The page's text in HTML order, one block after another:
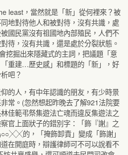
least，當然就是「新」從何裡來？被
地對待他人和被對待，沒有共識，處
國民黨沒有祖國地內部殖民，人們不
待，沒有共識，還是處於分裂狀態。
挖掘出來隱藏式的主詞，把議題「意
重建…歷史感」和標題的「新」，好
吧？
的人，有中年認識的朋友，有少時景
常。(忽然想起昨晚去了解921法院要
佳範弔祭集遊法亡魂而違反集遊法之
官上面狀子的錯別字：「飾『謝』之
的，「掩飾卸責」變成「飾謝」
在開庭時，辯護律師可不可以說看不